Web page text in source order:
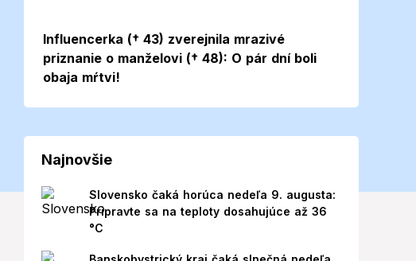
Influencerka († 43) zverejnila mrazivé
priznanie o manželovi († 48): O pár dní boli
obaja mŕtvi!
Najnovšie
Slovensko čaká horúca nedeľa 9. augusta:
Pripravte sa na teploty dosahujúce až 36
°C